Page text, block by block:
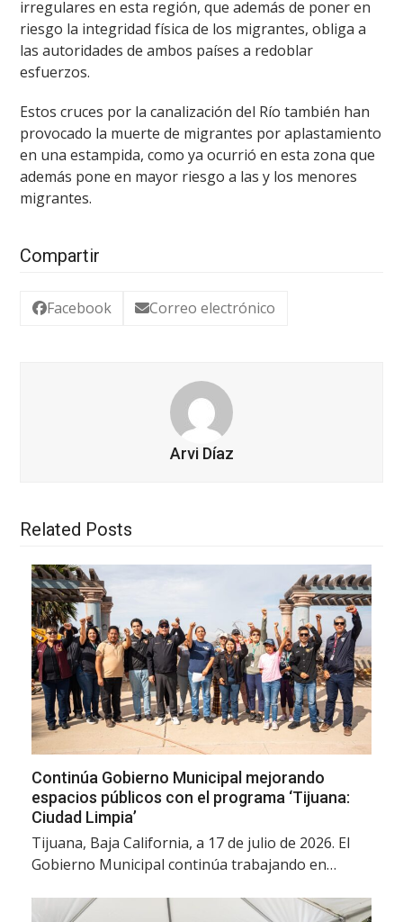
irregulares en esta región, que además de poner en
riesgo la integridad física de los migrantes, obliga a
las autoridades de ambos países a redoblar
esfuerzos.
Estos cruces por la canalización del Río también han
provocado la muerte de migrantes por aplastamiento
en una estampida, como ya ocurrió en esta zona que
además pone en mayor riesgo a las y los menores
migrantes.
Compartir
Facebook Correo electrónico
Arvi Díaz
Related Posts
Continúa Gobierno Municipal mejorando
espacios públicos con el programa ‘Tijuana:
Ciudad Limpia’
Tijuana, Baja California, a 17 de julio de 2026. El
Gobierno Municipal continúa trabajando en…